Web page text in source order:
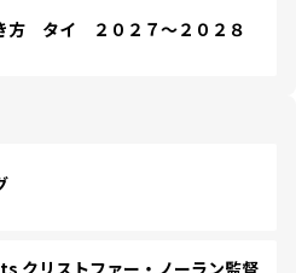
方 タイ ２０２７～２０２８
クリストファー・ノーラン監督